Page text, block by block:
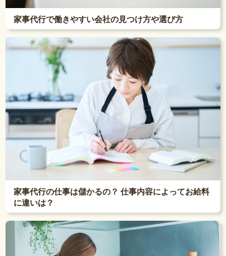
家事代行で働きやすい会社の見つけ方や選び方
家事代行の仕事は儲かるの？ 仕事内容によってお給料
に違いは？